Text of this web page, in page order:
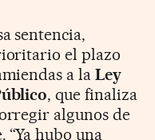
sentencia,
el plazo
a laLey
, que finaliza
algunos de
“Ya hubo una